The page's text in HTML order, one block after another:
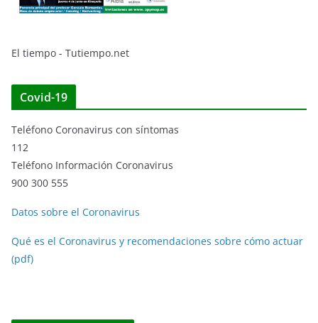
El tiempo - Tutiempo.net
Covid-19
Teléfono Coronavirus con síntomas
112
Teléfono Información Coronavirus
900 300 555
Datos sobre el Coronavirus
Qué es el Coronavirus y recomendaciones sobre cómo actuar
(pdf)